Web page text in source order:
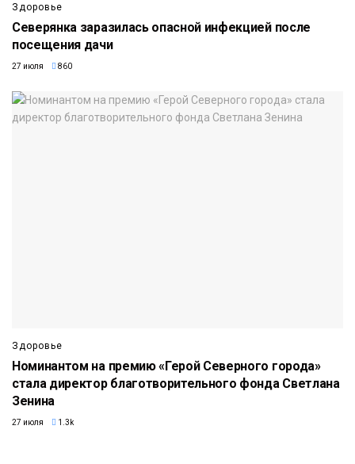
Здоровье
Северянка заразилась опасной инфекцией после
посещения дачи
27 июля 860
Здоровье
Номинантом на премию «Герой Северного города»
стала директор благотворительного фонда Светлана
Зенина
27 июля 1.3k